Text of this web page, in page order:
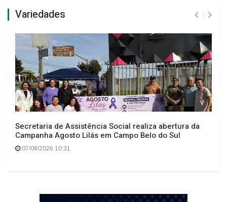
Variedades
Secretaria de Assistência Social realiza abertura da
Campanha Agosto Lilás em Campo Belo do Sul
07/08/2026 10:31